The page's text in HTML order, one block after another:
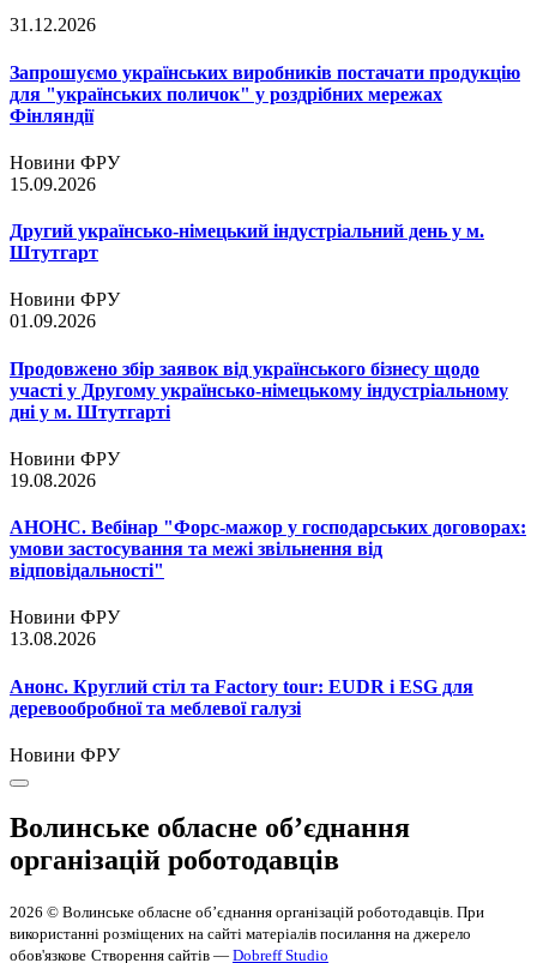
31.12.2026
Запрошуємо українських виробників постачати продукцію
для "українських поличок" у роздрібних мережах
Фінляндії
Новини ФРУ
15.09.2026
Другий українсько-німецький індустріальний день у м.
Штутгарт
Новини ФРУ
01.09.2026
Продовжено збір заявок від українського бізнесу щодо
участі у Другому українсько-німецькому індустріальному
дні у м. Штутгарті
Новини ФРУ
19.08.2026
АНОНС. Вебінар "Форс-мажор у господарських договорах:
умови застосування та межі звільнення від
відповідальності"
Новини ФРУ
13.08.2026
Анонс. Круглий стіл та Factory tour: EUDR і ESG для
деревообробної та меблевої галузі
Новини ФРУ
Волинське обласне об’єднання
організацій роботодавців
2026 © Волинське обласне об’єднання організацій роботодавців. При
використанні розміщених на сайті матеріалів посилання на джерело
обов'язкове Створення сайтів — Dobreff Studio